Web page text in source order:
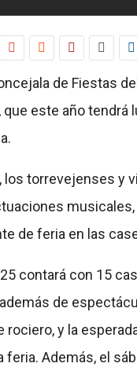
de Fiestas
que este año tendrá
los torrevejenses y
de feria en las
contará con 15
de
rociero, y la
feria. Además, el